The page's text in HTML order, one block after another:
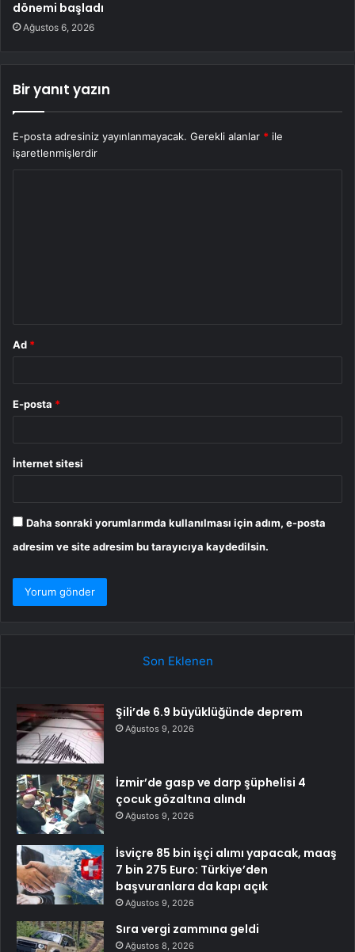
dönemi başladı
Ağustos 6, 2026
Bir yanıt yazın
E-posta adresiniz yayınlanmayacak. Gerekli alanlar * ile
işaretlenmişlerdir
Ad *
E-posta *
İnternet sitesi
Daha sonraki yorumlarımda kullanılması için adım, e-posta
adresim ve site adresim bu tarayıcıya kaydedilsin.
Son Eklenen
Şili’de 6.9 büyüklüğünde deprem
Ağustos 9, 2026
İzmir’de gasp ve darp şüphelisi 4
çocuk gözaltına alındı
Ağustos 9, 2026
İsviçre 85 bin işçi alımı yapacak, maaş
7 bin 275 Euro: Türkiye’den
başvuranlara da kapı açık
Ağustos 9, 2026
Sıra vergi zammına geldi
Ağustos 8, 2026